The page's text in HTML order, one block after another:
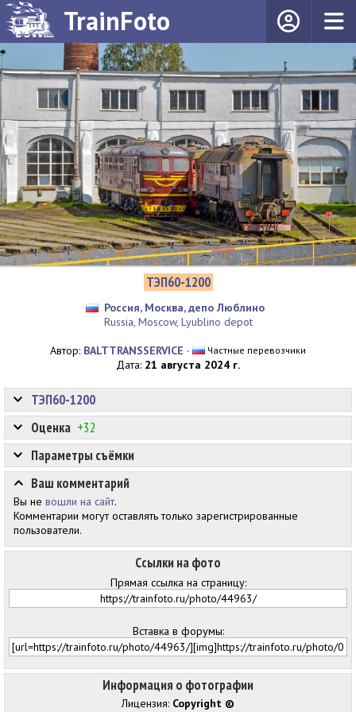
TrainFoto
ТЭП60-1200
Россия, Москва, депо Люблино
Russia, Moscow, Lyublino depot
Автор: BALTTRANSSERVICE · Частные перевозчики
Дата: 21 августа 2024 г.
Информация о фотографии
Лицензия: Copyright ©
Оценка +32
Ссылки на фото
Прямая ссылка на страницу:
Вставка в форумы:
ТЭП60-1200
Параметры съёмки
Ваш комментарий
Вы не вошли на сайт.
Комментарии могут оставлять только зарегистрированные
пользователи.